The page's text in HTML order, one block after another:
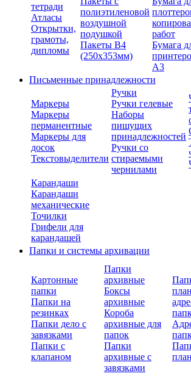
тетради
Атласы
Открытки,
грамоты,
дипломы
полиэтиленовой
воздушной
подушкой
Пакеты В4
(250х353мм)
работ
Бумага
А3
Письменные принадлежности
Маркеры
Маркеры
перманентные
Маркеры для
досок
Текстовыделители
Ручки
Ручки гелевые
Наборы
пишущих
принадлежностей
Ручки со
стираемыми
чернилами
Карандаши
Карандаши
механические
Точилки
Грифели для
карандашей
Папки и системы архивации
Картонные
папки
Папки на
резинках
Папки дело с
завязками
Папки с
клапаном
Папки
архивные
Боксы
архивные
Короба
архивные для
папок
Папки
архивные с
завязками